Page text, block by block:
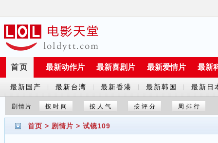
首页 最新动作片 最新喜剧片 最新爱情片 最新
最新国产
剧
最新台湾 最新香港 最新韩国 最新日
剧情片 按时间 按人气 按评分 周排行
首页 > 剧情片 > 试镜109